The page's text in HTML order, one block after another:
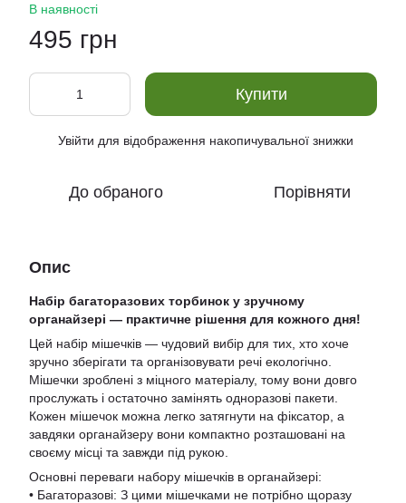
В наявності
495 грн
Купити
Увійти для відображення накопичувальної знижки
До обраного Порівняти
Опис
Набір багаторазових торбинок у зручному
органайзері — практичне рішення для кожного дня!
Цей набір мішечків — чудовий вибір для тих, хто хоче
зручно зберігати та організовувати речі екологічно.
Мішечки зроблені з міцного матеріалу, тому вони довго
прослужать і остаточно замінять одноразові пакети.
Кожен мішечок можна легко затягнути на фіксатор, а
завдяки органайзеру вони компактно розташовані на
своєму місці та завжди під рукою.
Основні переваги набору мішечків в органайзері:
• Багаторазові: З цими мішечками не потрібно щоразу